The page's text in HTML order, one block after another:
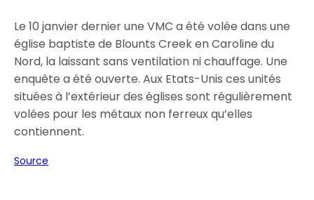
Le 10 janvier dernier une VMC a été volée dans une
église baptiste de Blounts Creek en Caroline du
Nord, la laissant sans ventilation ni chauffage. Une
enquête a été ouverte. Aux Etats-Unis ces unités
situées à l’extérieur des églises sont régulièrement
volées pour les métaux non ferreux qu’elles
contiennent.
Source